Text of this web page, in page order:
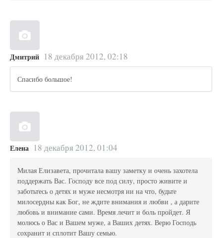
Дмитрий 18 декабря 2012, 02:18
Спасибо большое!
Елена 18 декабря 2012, 01:04
Милая Елизавета, прочитала вашу заметку и очень захотела
поддержать Вас. Господу все под силу, просто живите и
заботьтесь о детях и муже несмотря ни на что, будьте
милосердны как Бог, не ждите внимания и любви , а дарите
любовь и внимание сами. Время лечит и боль пройдет. Я
молюсь о Вас и Вашем муже, а Ваших детях. Верю Господь
сохранит и сплотит Вашу семью.